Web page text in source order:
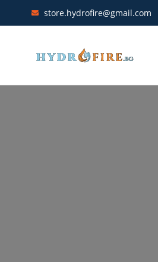
store.hydrofire@gmail.com